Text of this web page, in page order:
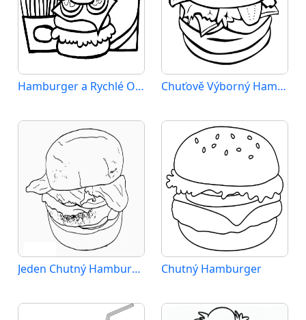
Hamburger a Rychlé Občerstvení Chuťově Výborný Hamburger
Jeden Chutný Hamburger Chutný Hamburger